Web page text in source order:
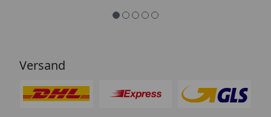
Versand